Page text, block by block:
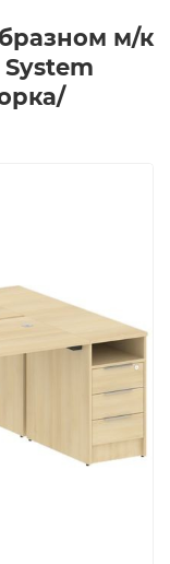
м/к